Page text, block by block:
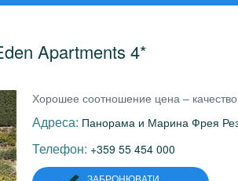
Apartments 4*
Хорошее соотношение цена –
Адреса: Панорама и Марина Фрея
Телефон: +359 55 454 000
ЗАБРОНЮВАТИ